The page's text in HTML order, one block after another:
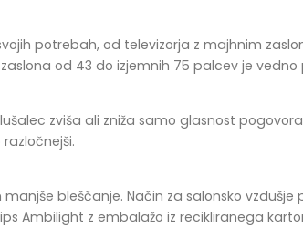
potrebah, od televizorja z majhnim
od 43 do izjemnih 75 palcev je
zviša ali zniža samo glasnost
bleščanje. Način za salonsko vzdušje
Ambilight z embalažo iz recikliranega